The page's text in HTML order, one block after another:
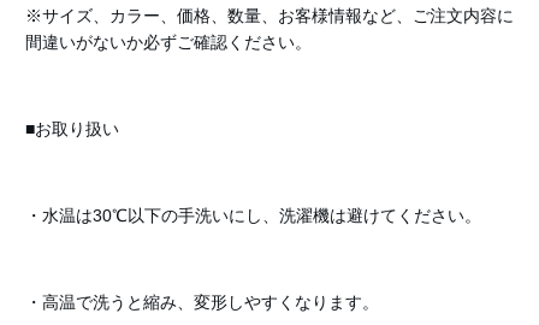
※サイズ、カラー、価格、数量、お客様情報など、ご注文内容に
間違いがないか必ずご確認ください。
■お取り扱い
・水温は30℃以下の手洗いにし、洗濯機は避けてください。
・高温で洗うと縮み、変形しやすくなります。